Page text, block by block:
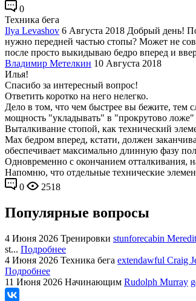
0
Техника бега
Ilya Levashov 6 Августа 2018 Добрый день!
нужно передней частью стопы? Может не
после просто выкидываю бедро вперед и
Владимир Метелкин 10 Августа 2018
Илья!
Спасибо за интересный вопрос!
Ответить коротко на него нелегко.
Дело в том, что чем быстрее вы бежите, тем
мощность "укладывать" в "прокрутово ложе"
Выталкивание стопой, как технический
Мах бедром вперед, кстати, должен
обеспечивает максимально длинную фазу
Одновременно с окончанием отталкивания,
Напомню, что отдельные технические
0
2518
Популярные вопросы
4 Июня 2026 Тренировки stunforecabin
st... Подробнее
4 Июня 2026 Техника бега extendawful Craig
Подробнее
11 Июня 2026 Начинающим Rudolph Murray